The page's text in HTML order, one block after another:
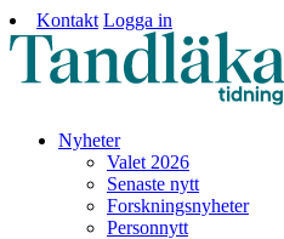
Kontakt Logga in
Nyheter
Valet 2026
Senaste nytt
Forskningsnyheter
Personnytt